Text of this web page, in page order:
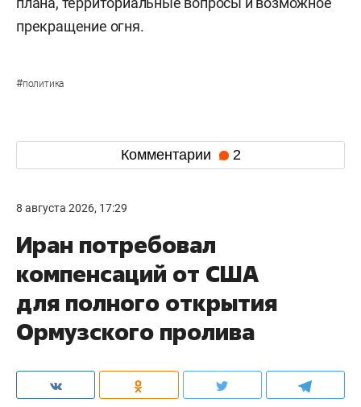
прекращение огня.
#политика
Комментарии 2
8 августа 2026, 17:29
Иран потребовал
компенсаций от США
для полного открытия
Ормузского пролива